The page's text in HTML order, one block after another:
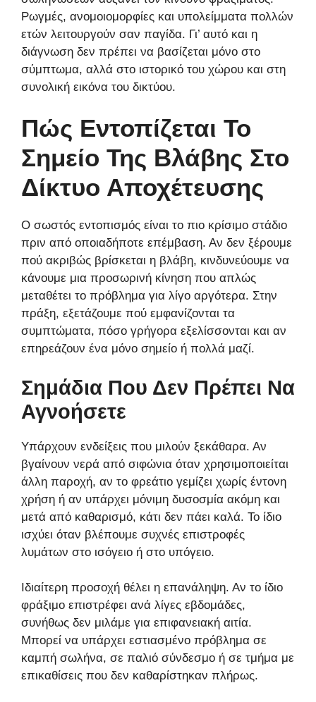
Ρωγμές, ανομοιομορφίες και υπολείμματα πολλών
ετών λειτουργούν σαν παγίδα. Γι’ αυτό και η
διάγνωση δεν πρέπει να βασίζεται μόνο στο
σύμπτωμα, αλλά στο ιστορικό του χώρου και στη
συνολική εικόνα του δικτύου.
Πώς Εντοπίζεται Το
Σημείο Της Βλάβης Στο
Δίκτυο Αποχέτευσης
Ο σωστός εντοπισμός είναι το πιο κρίσιμο στάδιο
πριν από οποιαδήποτε επέμβαση. Αν δεν ξέρουμε
πού ακριβώς βρίσκεται η βλάβη, κινδυνεύουμε να
κάνουμε μια προσωρινή κίνηση που απλώς
μεταθέτει το πρόβλημα για λίγο αργότερα. Στην
πράξη, εξετάζουμε πού εμφανίζονται τα
συμπτώματα, πόσο γρήγορα εξελίσσονται και αν
επηρεάζουν ένα μόνο σημείο ή πολλά μαζί.
Σημάδια Που Δεν Πρέπει Να
Αγνοήσετε
Υπάρχουν ενδείξεις που μιλούν ξεκάθαρα. Αν
βγαίνουν νερά από σιφώνια όταν χρησιμοποιείται
άλλη παροχή, αν το φρεάτιο γεμίζει χωρίς έντονη
χρήση ή αν υπάρχει μόνιμη δυσοσμία ακόμη και
μετά από καθαρισμό, κάτι δεν πάει καλά. Το ίδιο
ισχύει όταν βλέπουμε συχνές επιστροφές
λυμάτων στο ισόγειο ή στο υπόγειο.
Ιδιαίτερη προσοχή θέλει η επανάληψη. Αν το ίδιο
φράξιμο επιστρέφει ανά λίγες εβδομάδες,
συνήθως δεν μιλάμε για επιφανειακή αιτία.
Μπορεί να υπάρχει εστιασμένο πρόβλημα σε
καμπή σωλήνα, σε παλιό σύνδεσμο ή σε τμήμα με
επικαθίσεις που δεν καθαρίστηκαν πλήρως.